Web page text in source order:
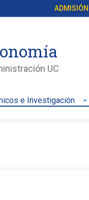
ADMISIÓN
UC
e Investigación arrow_drop_down